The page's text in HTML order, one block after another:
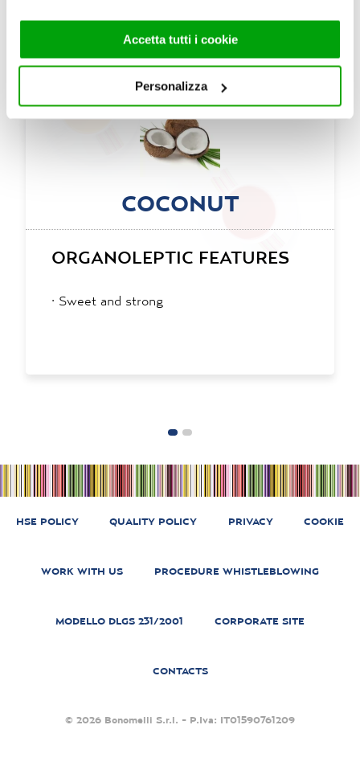
potrebbero combinarle con altre informazioni che ha
fornito loro o che hanno raccolto dal suo utilizzo dei loro
servizi. Per maggiori informazioni circa l’utilizzo dei
chiudere il banner, non verranno installati cookie sul tuo
corretto funzionamento del sito.
Accetta tutti i cookie
Personalizza
INGREDIENTS
COCONUT
ORGANOLEPTIC FEATURES
· Sweet and strong
HSE POLICY QUALITY POLICY PRIVACY COOKIE
WORK WITH US PROCEDURE WHISTLEBLOWING
MODELLO DLGS 231/2001 CORPORATE SITE
CONTACTS
© 2026 Bonomelli S.r.l. - P.Iva: IT01590761209